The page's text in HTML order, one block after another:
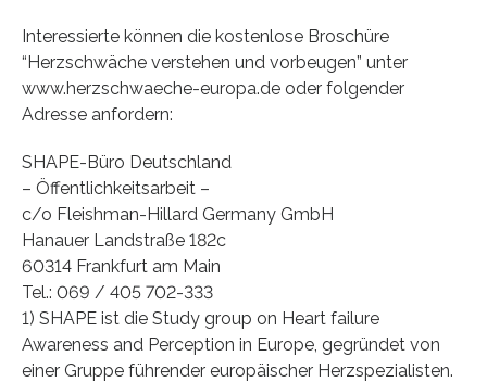
Interessierte können die kostenlose Broschüre
“Herzschwäche verstehen und vorbeugen” unter
www.herzschwaeche-europa.de oder folgender
Adresse anfordern:
SHAPE-Büro Deutschland
– Öffentlichkeitsarbeit –
c/o Fleishman-Hillard Germany GmbH
Hanauer Landstraße 182c
60314 Frankfurt am Main
Tel.: 069 / 405 702-333
1) SHAPE ist die Study group on Heart failure
Awareness and Perception in Europe, gegründet von
einer Gruppe führender europäischer Herzspezialisten.